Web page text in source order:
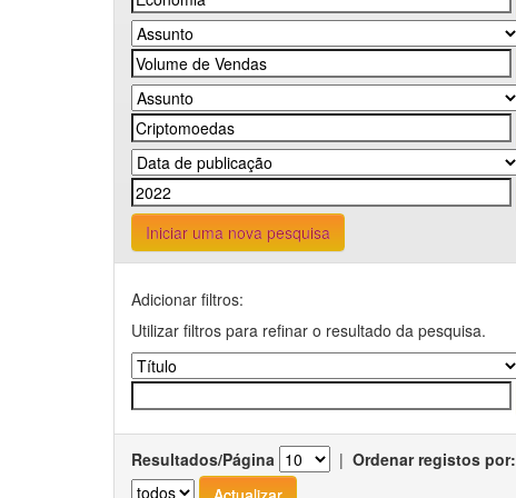
Iniciar uma nova pesquisa
Adicionar filtros:
Utilizar filtros para refinar o resultado da pesquisa.
Resultados/Página | Ordenar registos por: